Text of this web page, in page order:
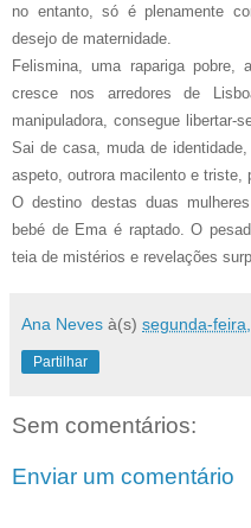
no entanto, só é plenamente
desejo de maternidade.
Felismina, uma rapariga pobre,
cresce nos arredores de
manipuladora, consegue libertar-
Sai de casa, muda de
aspeto, outrora macilento e triste,
O destino destas duas
bebé de Ema é raptado. O
teia de mistérios e revelações
Ana Neves à(s) segunda-
Partilhar
Sem comentários:
Enviar um comentário